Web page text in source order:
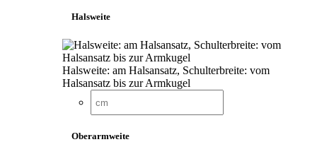
Halsweite
Halsweite: am Halsansatz, Schulterbreite: vom
Halsansatz bis zur Armkugel
Oberarmweite